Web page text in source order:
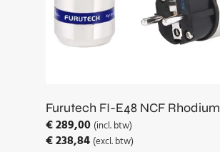
Furutech FI-E48 NCF Rhodium
€289,00 (incl. btw)
€238,84 (excl. btw)